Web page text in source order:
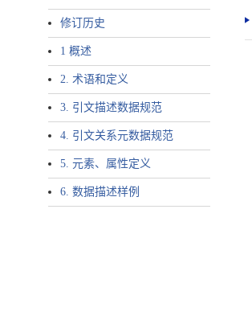
修订历史
1 概述
2. 术语和定义
3. 引文描述数据规范
4. 引文关系元数据规范
5. 元素、属性定义
6. 数据描述样例